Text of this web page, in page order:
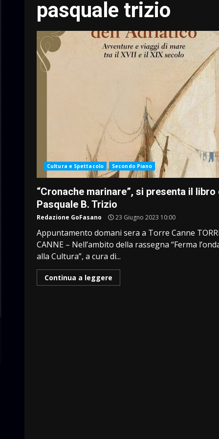
pasquale trizio
Cultura e Spettacolo Secondo Piano
“Cronache marinare”, si presenta il libro
Pasquale B. Trizio
Redazione GoFasano 23 Giugno 2023 10:00
Appuntamento domani sera a Torre Canne
CANNE – Nell’ambito della rassegna “Ferma
alla Cultura”, a cura di...
Continua a leggere